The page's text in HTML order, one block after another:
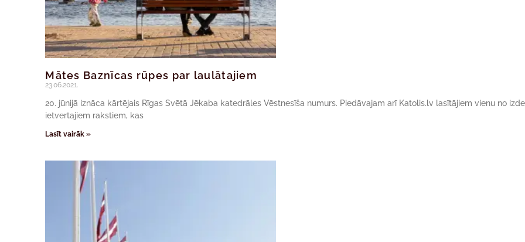
Mātes Baznīcas rūpes par laulātajiem
23.06.2021.
20. jūnijā iznāca kārtējais Rīgas Svētā Jēkaba katedrāles Vēstnesīša numurs. Piedāvajam arī Katolis.lv lasītājiem vienu no
ietvertajiem rakstiem, kas
Lasīt vairāk »